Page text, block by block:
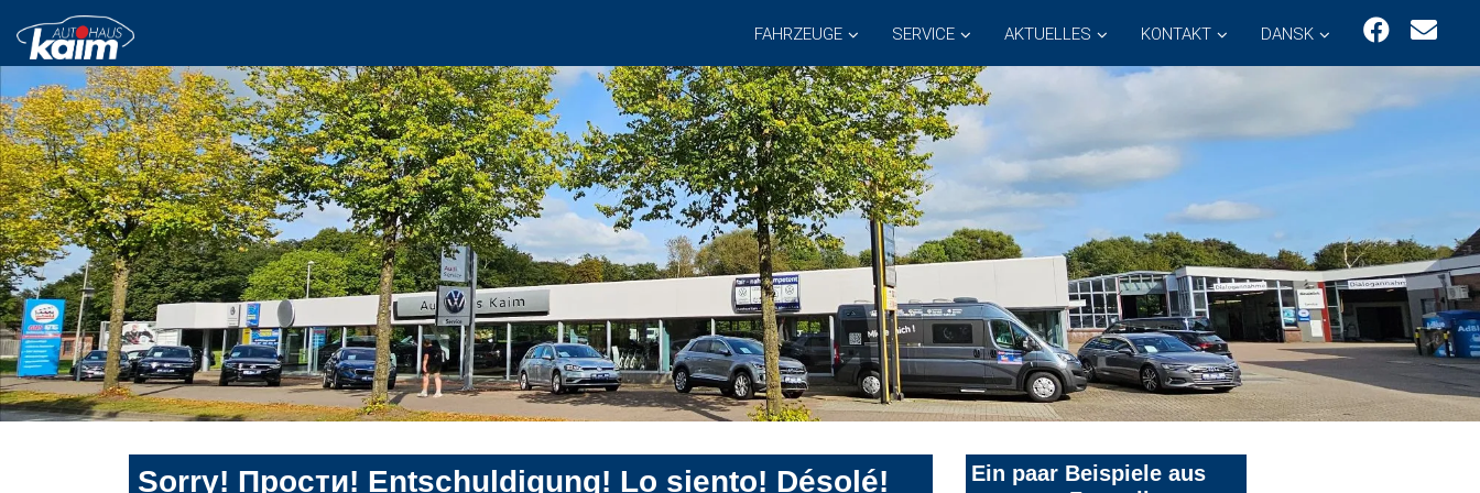
FAHRZEUGE SERVICE AKTUELLES KONTAKT DANSK
Sorry! Прости! Entschuldigung! Lo siento! Désolé!
Ein paar Beispiele aus